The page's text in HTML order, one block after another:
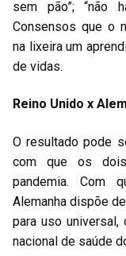
sem pão”; “não
Consensos que o
na lixeira um
de vidas.
Reino Unido x
O resultado pode
com que os
pandemia. Com
Alemanha dispõe
para uso
nacional de saúde